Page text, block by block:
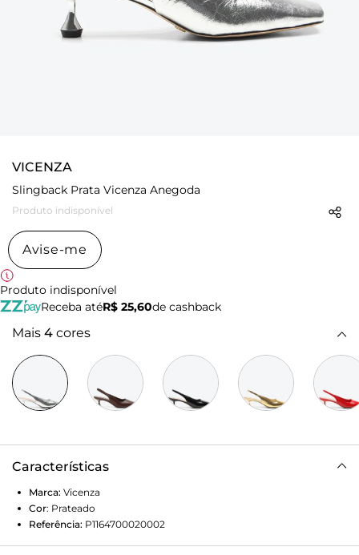
VICENZA
Slingback Prata Vicenza Anegoda
Produto indisponível
Avise-me
Produto indisponível
Receba atéR$ 25,60de cashback
Mais 4 cores
Características
Marca: Vicenza
Cor: Prateado
Referência: P1164700020002